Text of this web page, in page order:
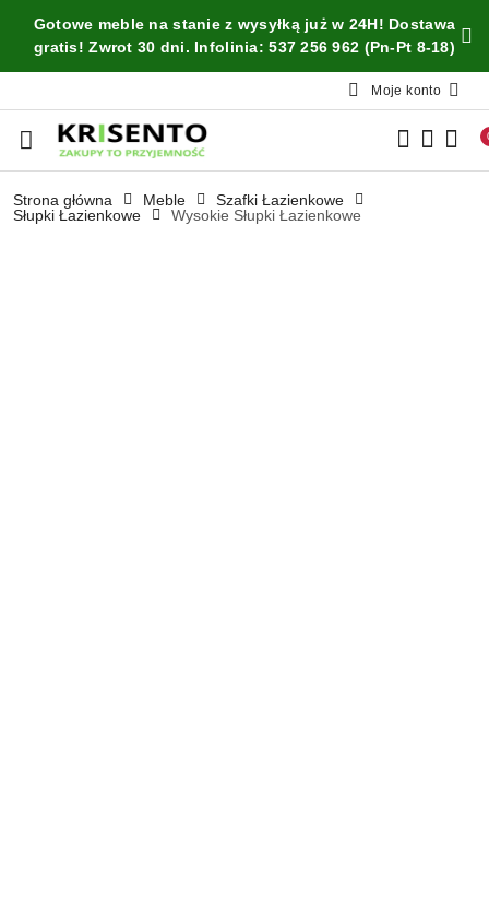
Przejdź do treści głównej
Przejdź do wyszukiwarki
Przejdź do moje konto
Przejdź do menu głównego
Przejdź do opisu produktu
Przejdź do stopki
Gotowe meble na stanie z wysyłką już w 24H! Dostawa
gratis! Zwrot 30 dni. Infolinia: 537 256 962 (Pn-Pt 8-18)
Moje konto
Strona główna Meble
Szafki Łazienkowe
Słupki Łazienkowe
Wysokie Słupki Łazienkowe